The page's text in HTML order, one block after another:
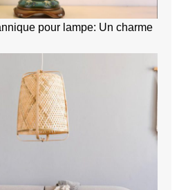
pour lampe: Un charme